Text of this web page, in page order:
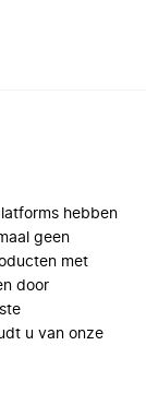
hebben
geen
met
door
u van onze